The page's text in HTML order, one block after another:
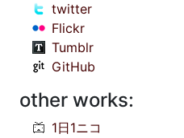
twitter
Flickr
Tumblr
GitHub
other works:
1日1ニコ